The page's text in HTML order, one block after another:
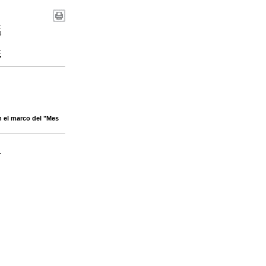
el marco del "Mes